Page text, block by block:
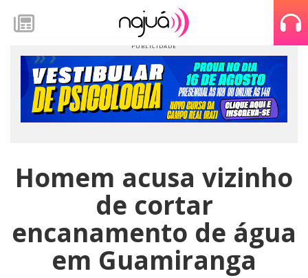
Homem acusa vizinho
de cortar
encanamento de água
em Guamiranga